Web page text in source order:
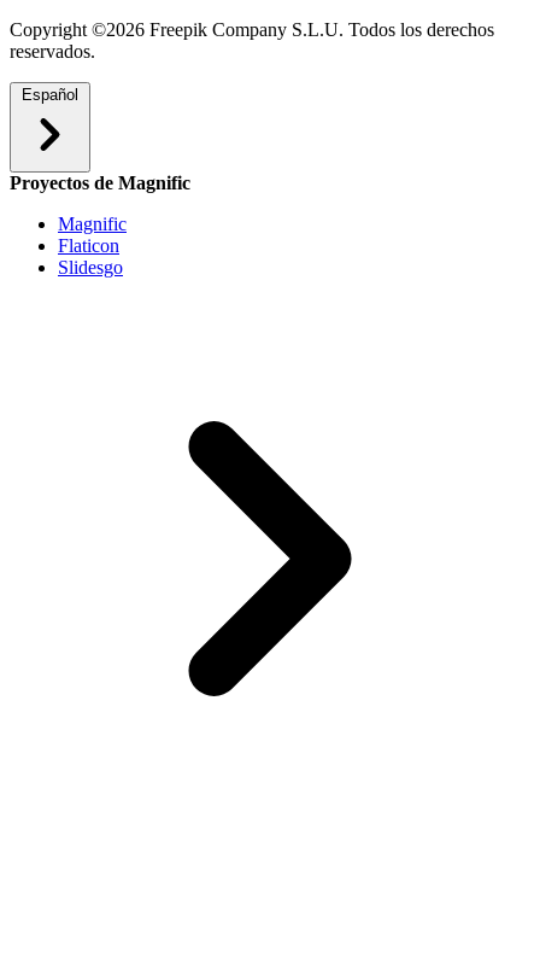
Copyright ©2026 Freepik Company S.L.U. Todos los derechos
reservados.
Español
Proyectos de Magnific
Magnific
Flaticon
Slidesgo